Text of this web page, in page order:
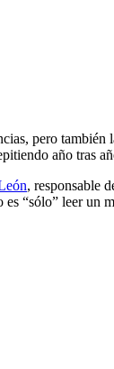
pero también
año tras
, responsable
“sólo” leer un